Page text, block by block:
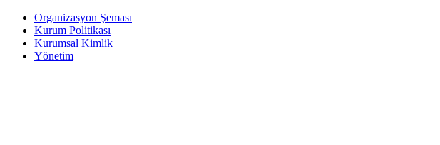
Organizasyon Şeması
Kurum Politikası
Kurumsal Kimlik
Yönetim